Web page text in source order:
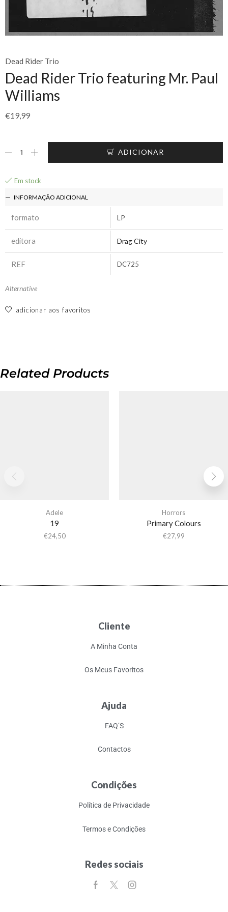
Dead Rider Trio
Dead Rider Trio featuring Mr. Paul
Williams
€19,99
ADICIONAR
Em stock
INFORMAÇÃO ADICIONAL
formato LP
editora Drag City
REF DC725
Alternative
adicionar aos favoritos
Related Products
Adele
19
€24,50
Horrors
Primary Colours
€27,99
Cliente
A Minha Conta
Os Meus Favoritos
Ajuda
FAQ’S
Contactos
Condições
Política de Privacidade
Termos e Condições
Redes sociais